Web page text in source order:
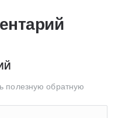
полезную обратную